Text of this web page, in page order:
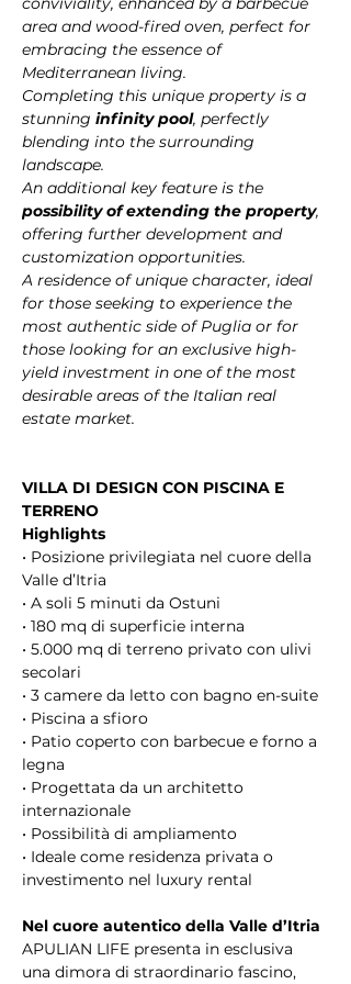
area and wood-fired oven, perfect for
embracing the essence of
Mediterranean living.
Completing this unique property is a
stunning infinity pool, perfectly
blending into the surrounding
landscape.
An additional key feature is the
possibility of extending the property,
offering further development and
customization opportunities.
A residence of unique character, ideal
for those seeking to experience the
most authentic side of Puglia or for
those looking for an exclusive high-
yield investment in one of the most
desirable areas of the Italian real
estate market.
VILLA DI DESIGN CON PISCINA E
TERRENO
Highlights
• Posizione privilegiata nel cuore della
Valle d’Itria
• A soli 5 minuti da Ostuni
• 180 mq di superficie interna
• 5.000 mq di terreno privato con ulivi
secolari
• 3 camere da letto con bagno en-suite
• Piscina a sfioro
• Patio coperto con barbecue e forno a
legna
• Progettata da un architetto
internazionale
• Possibilità di ampliamento
• Ideale come residenza privata o
investimento nel luxury rental
Nel cuore autentico della Valle d’Itria
APULIAN LIFE presenta in esclusiva
una dimora di straordinario fascino,